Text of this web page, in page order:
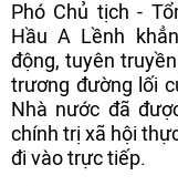
Phó Chủ tịch -
Hầu A Lềnh
động, tuyên
trương đường lối
Nhà nước đã
chính trị xã hội
đi vào trực tiếp.